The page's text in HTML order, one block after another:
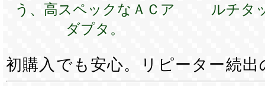
う、高スペックなＡＣア
ダプタ。
ルチタ
初購入でも安心。リピーター続出